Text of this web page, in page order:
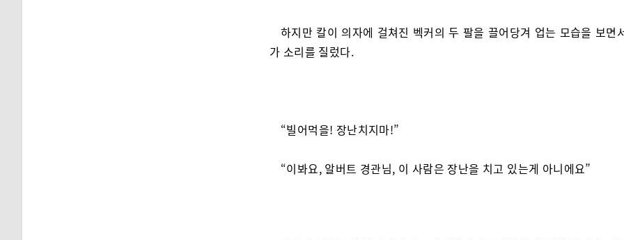
하지만 칼이 의자에 걸쳐진 벡커의 두 팔을 끌어당겨 업는 모습을 보면
가 소리를 질렀다.
“빌어먹을! 장난치지마!”
“이봐요, 알버트 경관님, 이 사람은 장난을 치고 있는게 아니에요”